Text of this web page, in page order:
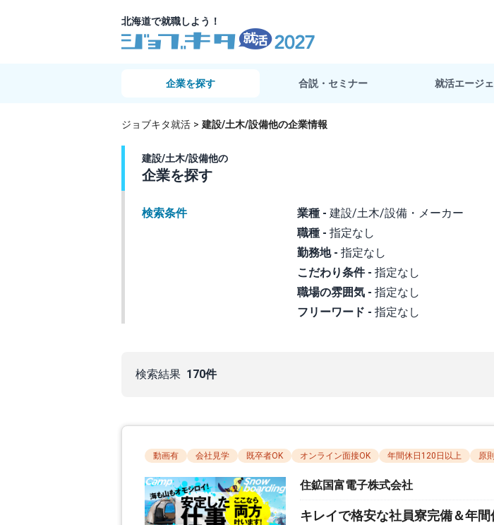
北海道で就職しよう！
企業を探す 合説・セミナー 就活エージ
ジョブキタ就活 建設/土木/設備他の企業情報
建設/土木/設備他の
企業を探す
検索条件 業種 建設/土木/設備
メーカー
職種
指定なし
勤務地
指定なし
こだわり条件
指定なし
職場の雰囲気
指定なし
フリーワード
指定なし
検索結果 170件
動画有 会社見学 既卒者OK オンライン面接OK 年間休日120日以上 原
住鉱国富電子株式会社
キレイで格安な社員寮完備＆年